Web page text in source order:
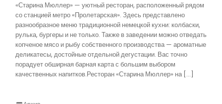
«Старина Мюллер» — уютный ресторан, расположенный рядом
со станцией метро «Пролетарская». Здесь представлено
разнообразное меню традиционной немецкой кухни: колбаски,
рулька, бургеры и не только. Также в заведении можно отведать
копченое мясо и рыбу собственного производства — ароматные
деликатесы, достойные отдельной дегустации. Вас точно
порадует обширная барная карта с большим выбором
качественных напитков.Ресторан «Старина Мюллер» на […]